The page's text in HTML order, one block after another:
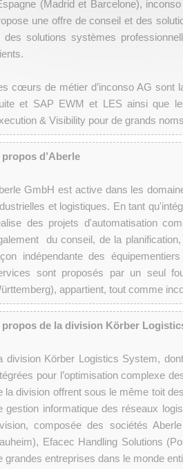
(Madrid et Barcelone),
une offre de conseil et des
des solutions systèmes
cœurs de métier d’inconso AG sont
et SAP EWM et LES ainsi que
& Visibility pour de grands
propos d’Aberle
GmbH est active dans les
et logistiques. En tant
des projets d'automatisation
du conseil, de la
indépendante des
sont proposés par un seul
appartient, tout comme
propos de la division Körber
division Körber Logistics System,
pour l’optimisation complexe
la division offrent sous le même toit
gestion informatique des réseaux
composée des sociétés
Efacec Handling Solutions
grandes entreprises dans le monde